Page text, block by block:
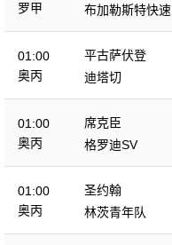
罗甲
布加勒斯特快速
01:00
奥丙
平古萨伏登
迪塔切
01:00
奥丙
席克臣
格罗迪SV
01:00
奥丙
圣约翰
林茨青年队